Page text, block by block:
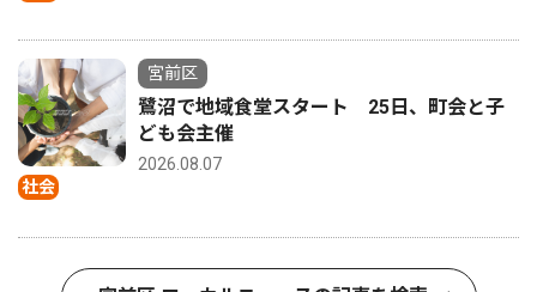
社会
宮前区
鷺沼で地域食堂スタート 25日、町会と子
ども会主催
2026.08.07